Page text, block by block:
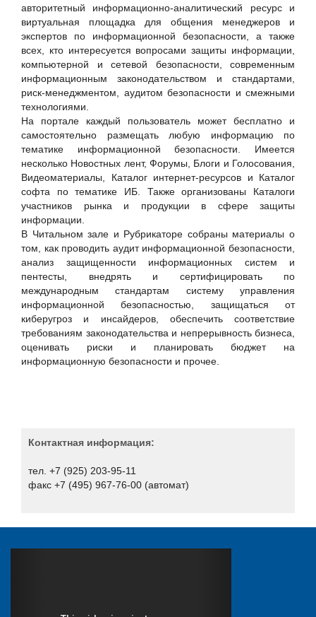
Staffcop
«Национальный удостоверяющий центр», ЗАО
АйТи БАСТИОН
АйТи Мониторинг
Аналитический банковский журнал
АО "ГЛОНАСС"
АО "Концерн "Автоматика"
АО "НИИЧаспром"
АО "РЖД-ЗДОРОВЬЕ"
АО "РНТ"
АО «ДиалогНаука»
АО «Корсон Технолоджис РУС»
АО «НИИ Масштаб»
Банковское обозрение
БИРСЕК
Вестник связи
Гарда Технологии
Деловой клуб ШОС
Журнал "BIS Journal - Информационная безопасность
банков"
авторитетный информационно-аналитический ресурс и
виртуальная площадка для общения менеджеров и
экспертов по информационной безопасности, а также
всех, кто интересуется вопросами защиты информации,
компьютерной и сетевой безопасности, современным
информационным законодательством и стандартами,
риск-менеджментом, аудитом безопасности и смежными
технологиями.
На портале каждый пользователь может бесплатно и
самостоятельно размещать любую информацию по
тематике информационной безопасности. Имеется
несколько Новостных лент, Форумы, Блоги и Голосования,
Видеоматериалы, Каталог интернет-ресурсов и Каталог
софта по тематике ИБ. Также организованы Каталоги
участников рынка и продукции в сфере защиты
информации.
В Читальном зале и Рубрикаторе собраны материалы о
том, как проводить аудит информационной безопасности,
анализ защищенности информационных систем и
пентесты, внедрять и сертифицировать по
международным стандартам систему управления
информационной безопасностью, защищаться от
киберугроз и инсайдеров, обеспечить соответствие
требованиям законодательства и непрерывность бизнеса,
оценивать риски и планировать бюджет на
информационную безопасности и прочее.
Контактная информация:
тел. +7 (925) 203-95-11
факс +7 (495) 967-76-00 (автомат)